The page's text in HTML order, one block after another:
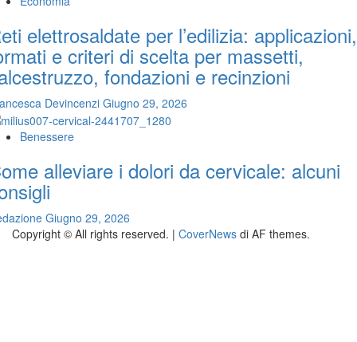
elettrosaldate per l’edilizia: applicazioni,
e criteri di scelta per massetti,
fondazioni e recinzioni
Devincenzi Giugno 29, 2026
Benessere
alleviare i dolori da cervicale: alcuni
Giugno 29, 2026
Copyright © All rights reserved. | CoverNews di AF themes.